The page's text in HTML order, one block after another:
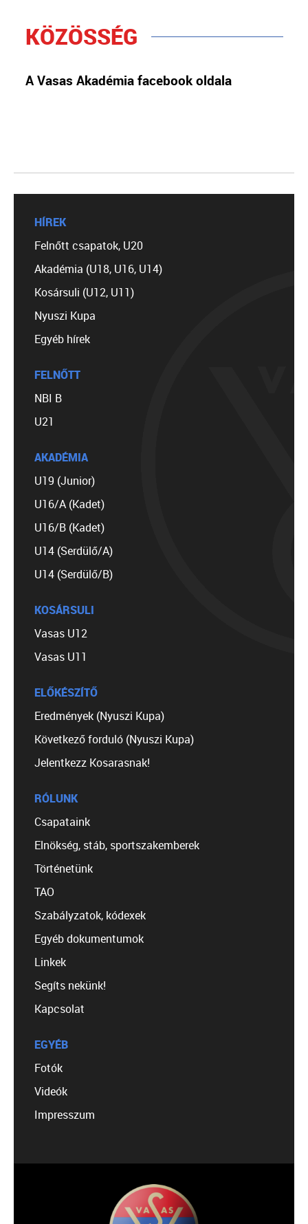
KÖZÖSSÉG
A Vasas Akadémia facebook oldala
HÍREK
Felnőtt csapatok, U20
Akadémia (U18, U16, U14)
Kosársuli (U12, U11)
Nyuszi Kupa
Egyéb hírek
FELNŐTT
NBI B
U21
AKADÉMIA
U19 (Junior)
U16/A (Kadet)
U16/B (Kadet)
U14 (Serdülő/A)
U14 (Serdülő/B)
KOSÁRSULI
Vasas U12
Vasas U11
ELŐKÉSZÍTŐ
Eredmények (Nyuszi Kupa)
Következő forduló (Nyuszi Kupa)
Jelentkezz Kosarasnak!
RÓLUNK
Csapataink
Elnökség, stáb, sportszakemberek
Történetünk
TAO
Szabályzatok, kódexek
Egyéb dokumentumok
Linkek
Segíts nekünk!
Kapcsolat
EGYÉB
Fotók
Videók
Impresszum